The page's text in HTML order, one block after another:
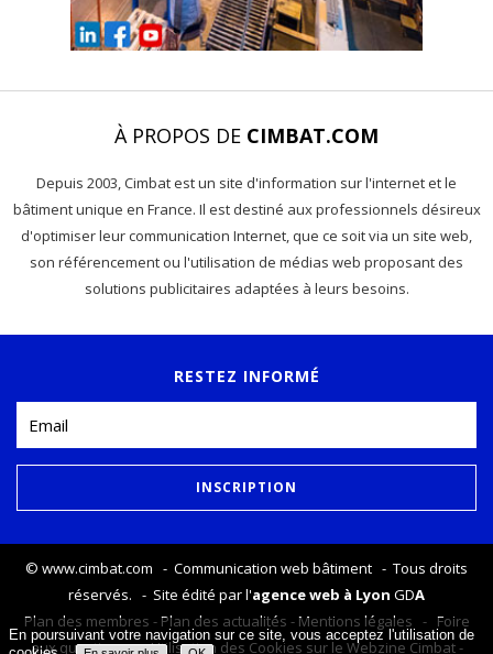
À PROPOS DE CIMBAT.COM
Depuis 2003, Cimbat est un site d'information sur l'internet et le
bâtiment unique en France. Il est destiné aux professionnels désireux
d'optimiser leur communication Internet, que ce soit via un site web,
son référencement ou l'utilisation de médias web proposant des
solutions publicitaires adaptées à leurs besoins.
RESTEZ INFORMÉ
© www.cimbat.com - Communication web bâtiment - Tous droits
réservés. - Site édité par l'agence web à Lyon GDA
Plan des membres -Plan des actualités -Mentions légales - Foire
aux questions-Utilisation des Cookies sur le Webzine Cimbat-
En poursuivant votre navigation sur ce site, vous acceptez l'utilisation de